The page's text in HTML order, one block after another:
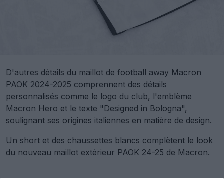
D'autres détails du maillot de football away Macron
PAOK 2024-2025 comprennent des détails
personnalisés comme le logo du club, l'emblème
Macron Hero et le texte "Designed in Bologna",
soulignant ses origines italiennes en matière de design.
Un short et des chaussettes blancs complètent le look
du nouveau maillot extérieur PAOK 24-25 de Macron.